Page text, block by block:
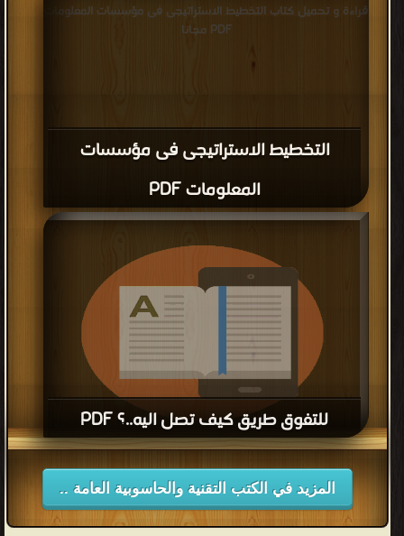
الصفر الى الإحتراف PDF مجانا
التخطيط الاستراتيجى فى مؤسسات
المعلومات PDF
قراءة و تحميل كتاب التخطيط الاستراتيجى فى مؤسسات المعلومات
PDF مجانا
للتفوق طريق كيف تصل اليه..؟ PDF
قراءة و تحميل كتاب للتفوق طريق كيف تصل اليه..؟ PDF مجانا
المزيد في الكتب التقنية والحاسوبية العامة ..